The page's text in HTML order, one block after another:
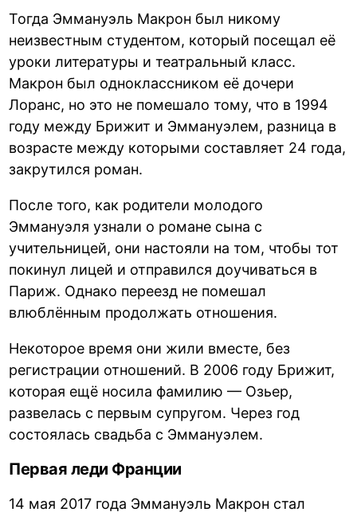
Тогда Эммануэль Макрон был никому
неизвестным студентом, который посещал её
уроки литературы и театральный класс.
Макрон был одноклассником её дочери
Лоранс, но это не помешало тому, что в 1994
году между Брижит и Эммануэлем, разница в
возрасте между которыми составляет 24 года,
закрутился роман.
После того, как родители молодого
Эммануэля узнали о романе сына с
учительницей, они настояли на том, чтобы тот
покинул лицей и отправился доучиваться в
Париж. Однако переезд не помешал
влюблённым продолжать отношения.
Некоторое время они жили вместе, без
регистрации отношений. В 2006 году Брижит,
которая ещё носила фамилию — Озьер,
развелась с первым супругом. Через год
состоялась свадьба с Эммануэлем.
Первая леди Франции
14 мая 2017 года Эммануэль Макрон стал